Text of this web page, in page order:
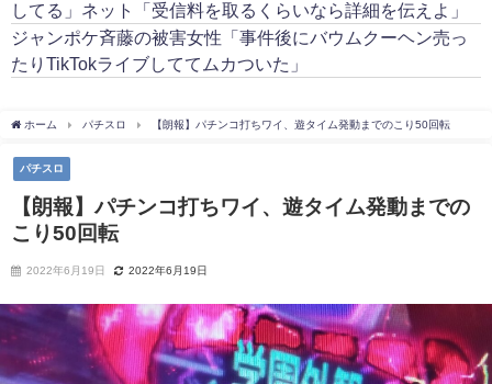
してる」ネット「受信料を取るくらいなら詳細を伝えよ」
ジャンポケ斉藤の被害女性「事件後にバウムクーヘン売っ
たりTikTokライブしててムカついた」
ホーム パチスロ 【朗報】パチンコ打ちワイ、遊タイム発動までのこり50回転
パチスロ
【朗報】パチンコ打ちワイ、遊タイム発動までの
こり50回転
2022年6月19日 2022年6月19日